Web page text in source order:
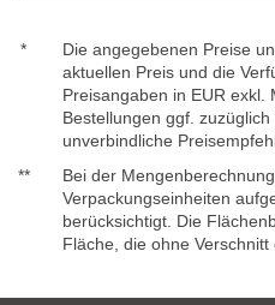
*
Die angegebenen Preise
aktuellen Preis und die
Preisangaben in EUR exkl.
Bestellungen ggf.
unverbindliche
**
Bei der
Verpackungseinheiten
berücksichtigt. Die
Fläche, die ohne Verschnitt